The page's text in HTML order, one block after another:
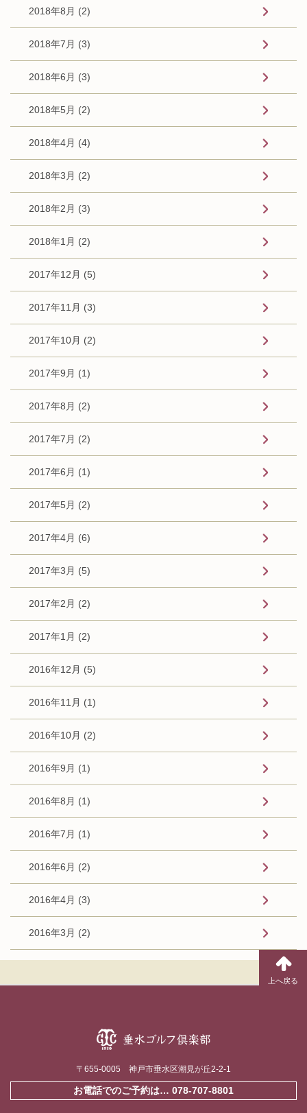
2018年8月 (2)
2018年7月 (3)
2018年6月 (3)
2018年5月 (2)
2018年4月 (4)
2018年3月 (2)
2018年2月 (3)
2018年1月 (2)
2017年12月 (5)
2017年11月 (3)
2017年10月 (2)
2017年9月 (1)
2017年8月 (2)
2017年7月 (2)
2017年6月 (1)
2017年5月 (2)
2017年4月 (6)
2017年3月 (5)
2017年2月 (2)
2017年1月 (2)
2016年12月 (5)
2016年11月 (1)
2016年10月 (2)
2016年9月 (1)
2016年8月 (1)
2016年7月 (1)
2016年6月 (2)
2016年4月 (3)
2016年3月 (2)
〒655-0005 神戸市垂水区潮見が丘2-2-1
お電話でのご予約は… 078-707-8801